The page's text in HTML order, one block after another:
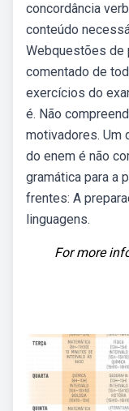
concordância
conteúdo
Webquestões de
comentado de
exercícios do
é. Não
motivadores. Um
do enem é não
gramática para a
frentes: A
linguagens.
For more